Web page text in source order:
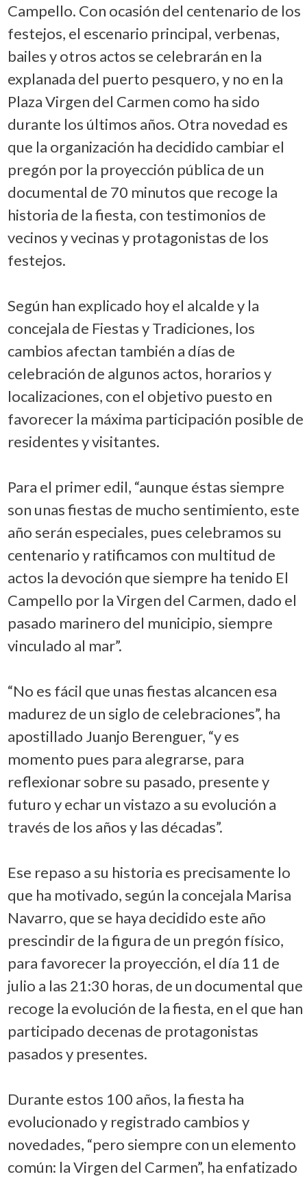
Campello. Con ocasión del centenario de los
festejos, el escenario principal, verbenas,
bailes y otros actos se celebrarán en la
explanada del puerto pesquero, y no en la
Plaza Virgen del Carmen como ha sido
durante los últimos años. Otra novedad es
que la organización ha decidido cambiar el
pregón por la proyección pública de un
documental de 70 minutos que recoge la
historia de la fiesta, con testimonios de
vecinos y vecinas y protagonistas de los
festejos.
Según han explicado hoy el alcalde y la
concejala de Fiestas y Tradiciones, los
cambios afectan también a días de
celebración de algunos actos, horarios y
localizaciones, con el objetivo puesto en
favorecer la máxima participación posible de
residentes y visitantes.
Para el primer edil, “aunque éstas siempre
son unas fiestas de mucho sentimiento, este
año serán especiales, pues celebramos su
centenario y ratificamos con multitud de
actos la devoción que siempre ha tenido El
Campello por la Virgen del Carmen, dado el
pasado marinero del municipio, siempre
vinculado al mar”.
“No es fácil que unas fiestas alcancen esa
madurez de un siglo de celebraciones”, ha
apostillado Juanjo Berenguer, “y es
momento pues para alegrarse, para
reflexionar sobre su pasado, presente y
futuro y echar un vistazo a su evolución a
través de los años y las décadas”.
Ese repaso a su historia es precisamente lo
que ha motivado, según la concejala Marisa
Navarro, que se haya decidido este año
prescindir de la figura de un pregón físico,
para favorecer la proyección, el día 11 de
julio a las 21:30 horas, de un documental que
recoge la evolución de la fiesta, en el que han
participado decenas de protagonistas
pasados y presentes.
Durante estos 100 años, la fiesta ha
evolucionado y registrado cambios y
novedades, “pero siempre con un elemento
común: la Virgen del Carmen”, ha enfatizado